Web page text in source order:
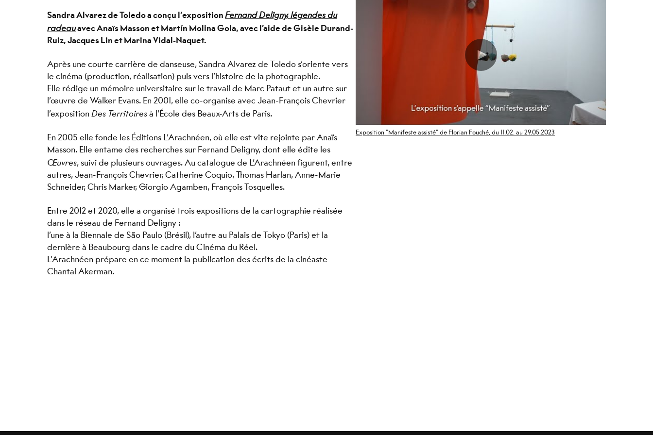
Sandra Alvarez de Toledo a conçu l’expositionFernand Deligny, légendes du
radeauavec Anaïs Masson et Martín Molina Gola, avec l’aide de Gisèle Durand-
Ruiz, Jacques Lin et Marina Vidal-Naquet.
Après une courte carrière de danseuse, Sandra Alvarez de Toledo s’oriente vers
le cinéma (production, réalisation) puis vers l’histoire de la photographie.
Elle rédige un mémoire universitaire sur le travail de Marc Pataut et un autre sur
l’œuvre de Walker Evans. En 2001, elle co-organise avec Jean-François Chevrier
l’exposition Des Territoiresà l’École des Beaux-Arts de Paris.
En 2005 elle fonde les Éditions L’Arachnéen, où elle est vite rejointe par Anaïs
Masson. Elle entame des recherches sur Fernand Deligny, dont elle édite les
Œuvres, suivi de plusieurs ouvrages. Au catalogue de L’Arachnéen figurent, entre
autres, Jean-François Chevrier, Catherine Coquio, Thomas Harlan, Anne-Marie
Schneider, Chris Marker, Giorgio Agamben, François Tosquelles.
Entre 2012 et 2020, elle a organisé trois expositions de la cartographie réalisée
dans le réseau de Fernand Deligny :
l’une à la Biennale de São Paulo (Brésil), l’autre au Palais de Tokyo (Paris) et la
dernière à Beaubourg dans le cadre du Cinéma du Réel.
L’Arachnéen prépare en ce moment la publication des écrits de la cinéaste
Chantal Akerman.
Exposition "Manifeste assisté" de Florian Fouché, du 11.02. au 29.05.2023